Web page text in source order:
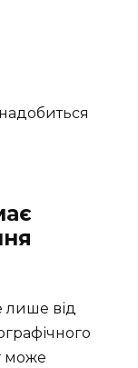
лише від
може